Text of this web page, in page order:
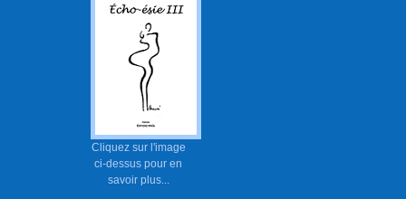
Cliquez sur l'image
ci-dessus pour en
savoir plus...